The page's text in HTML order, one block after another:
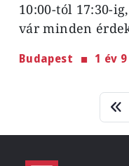
10:00-tól 17:30-
vár minden
Budapest 1 év
Oldalszámozás